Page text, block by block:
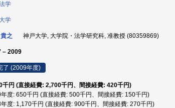
学
学
之 神戸大学, 大学院・法学研究科, 准教授 (80359869)
– 2009
了 (2009年度)
千円 (直接経費: 2,700千円、間接経費: 420千円)
度: 650千円 (直接経費: 500千円、間接経費: 150千円)
度: 1,170千円 (直接経費: 900千円、間接経費: 270千円)